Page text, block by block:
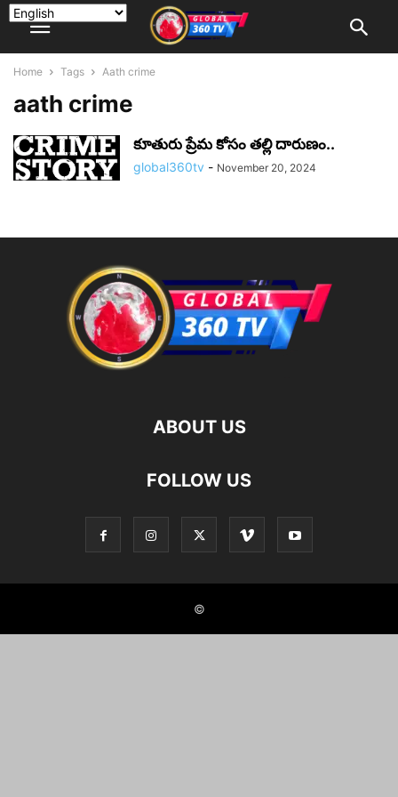
Home Tags Aath crime
aath crime
కూతురు ప్రేమ కోసం తల్లి దారుణం..
global360tv - November 20, 2024
ABOUT US
FOLLOW US
©